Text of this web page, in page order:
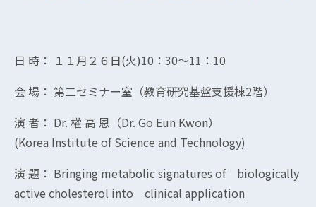
日 時： １１月２６日(火)10：30～11：10
会 場： 第二セミナー室（教育研究基盤支援棟2階）
演 者： Dr. 權 高 恩（Dr. Go Eun Kwon）
(Korea Institute of Science and Technology)
演 題： Bringing metabolic signatures of biologically
active cholesterol into clinical application